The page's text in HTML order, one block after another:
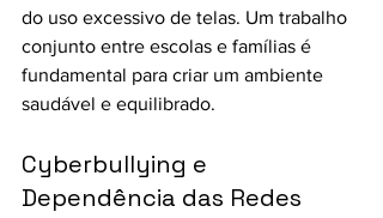
do uso excessivo de telas. Um trabalho
conjunto entre escolas e famílias é
fundamental para criar um ambiente
saudável e equilibrado.
Cyberbullying e
Dependência das Redes